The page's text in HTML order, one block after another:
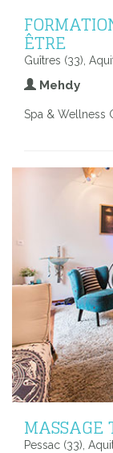
ÊTRE
Guîtres (33),
Mehdy
Spa & Wellness
MASSAGE
Pessac (33),